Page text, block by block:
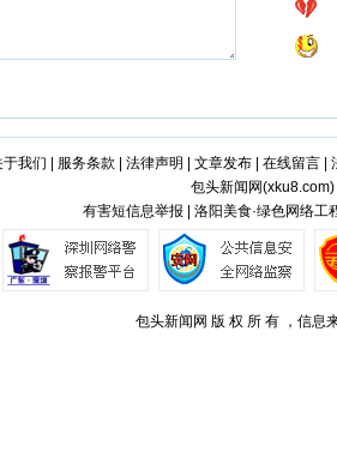
于我们 服务条款 法律声明 文章发布| 在线留言|
包头新闻网(xku8.com)
有害短信息举报 | 洛阳美食·绿色网络
包头新闻网 版 权 所 有 ，信息